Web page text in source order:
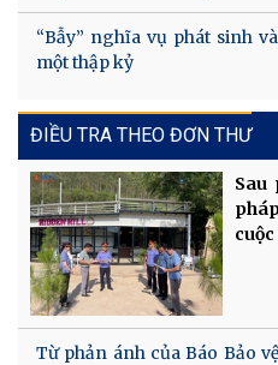
“Bẫy” nghĩa vụ phát sinh
một thập kỷ
ĐIỀU TRA THEO ĐƠN THƯ
Sau
Từ phản ánh của Báo Bảo